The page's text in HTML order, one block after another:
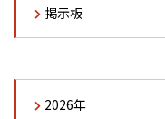
掲示板
2026年